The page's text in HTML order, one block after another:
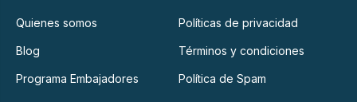
Quienes somos
Blog
Programa Embajadores
Políticas de privacidad
Términos y condiciones
Política de Spam